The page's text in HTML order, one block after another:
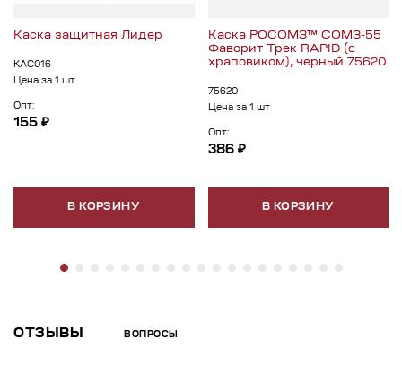
Каска защитная Лидер
КАС016
Цена за 1 шт
Опт:
155 ₽
В КОРЗИНУ
Каска РОСОМЗ™ СОМЗ-55
Фаворит Трек RAPID (с
храповиком), черный 75620
75620
Цена за 1 шт
Опт:
386 ₽
В КОРЗИНУ
ОТЗЫВЫ ВОПРОСЫ